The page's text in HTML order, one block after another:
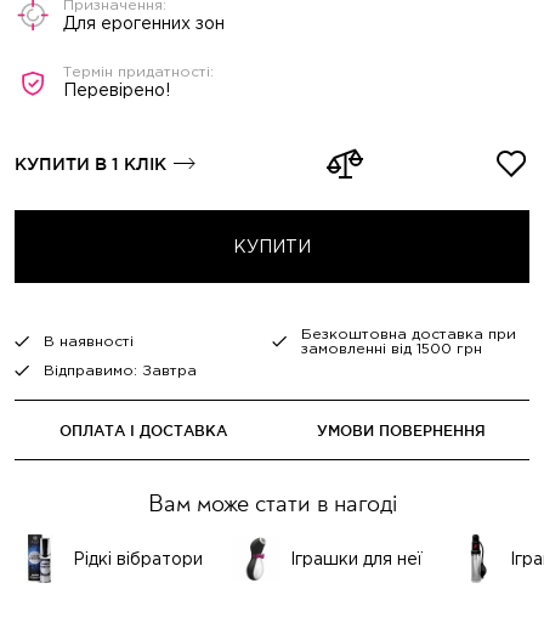
КУПИТИ
КУПИТИ В 1 КЛІК
Для ерогенних зон
Перевірено!
В наявності
Безкоштовна доставка при
замовленні від 1500 грн
Відправимо: Завтра
ОПЛАТА І ДОСТАВКА УМОВИ ПОВЕРНЕННЯ
Вам може стати в нагоді
Рідкі вібратори Іграшки для неї